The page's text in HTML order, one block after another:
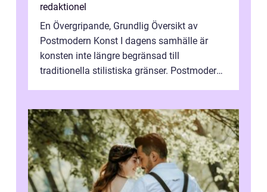
redaktionel
En Övergripande, Grundlig Översikt av
Postmodern Konst I dagens samhälle är
konsten inte längre begränsad till
traditionella stilistiska gränser. Postmodern